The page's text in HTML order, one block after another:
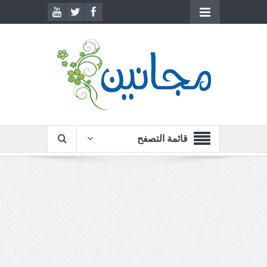
قائمة التصفح